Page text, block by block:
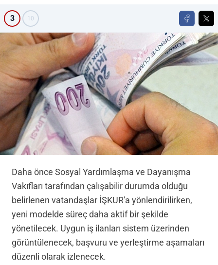
3 10
Daha önce Sosyal Yardımlaşma ve Dayanışma
Vakıfları tarafından çalışabilir durumda olduğu
belirlenen vatandaşlar İŞKUR'a yönlendirilirken,
yeni modelde süreç daha aktif bir şekilde
yönetilecek. Uygun iş ilanları sistem üzerinden
görüntülenecek, başvuru ve yerleştirme aşamaları
düzenli olarak izlenecek.